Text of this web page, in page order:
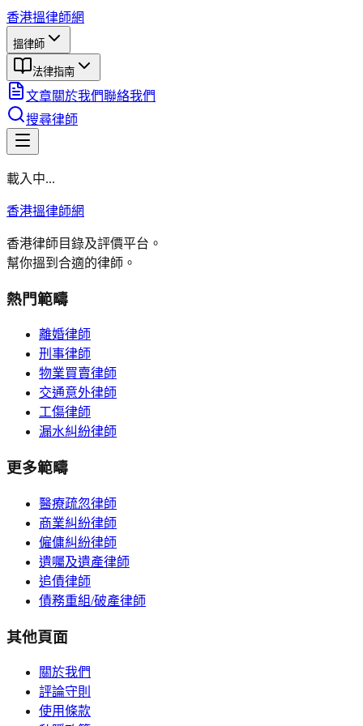
香港搵律師網
搵律師
法律指南
文章關於我們聯絡我們
搜尋律師
載入中...
香港搵律師網
香港律師目錄及評價平台。
幫你搵到合適的律師。
熱門範疇
離婚律師
刑事律師
物業買賣律師
交通意外律師
工傷律師
漏水糾紛律師
更多範疇
醫療疏忽律師
商業糾紛律師
僱傭糾紛律師
遺囑及遺產律師
追債律師
債務重組/破產律師
其他頁面
關於我們
評論守則
使用條款